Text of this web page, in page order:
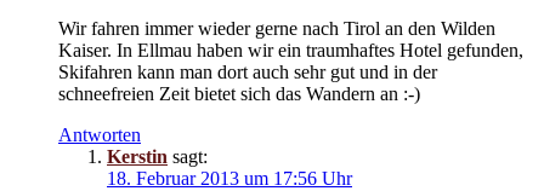
Wir fahren immer wieder gerne nach Tirol an den Wilden
Kaiser. In Ellmau haben wir ein traumhaftes Hotel gefunden,
Skifahren kann man dort auch sehr gut und in der
schneefreien Zeit bietet sich das Wandern an :-)
Antworten
Kerstin sagt:
18. Februar 2013 um 17:56 Uhr